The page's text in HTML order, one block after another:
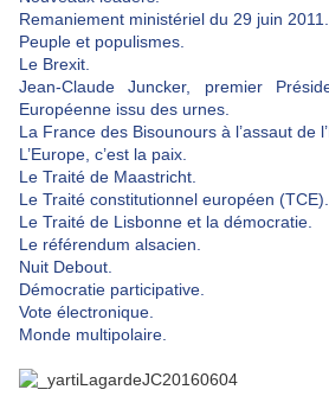
Remaniement ministériel du 29 juin 2011.
Peuple et populismes.
Le Brexit.
Jean-Claude Juncker, premier
Européenne issu des urnes.
La France des Bisounours à l’assaut de
L’Europe, c’est la paix.
Le Traité de Maastricht.
Le Traité constitutionnel européen (TCE).
Le Traité de Lisbonne et la démocratie.
Le référendum alsacien.
Nuit Debout.
Démocratie participative.
Vote électronique.
Monde multipolaire.